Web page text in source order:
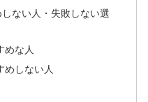
ない人・失敗しない選
めな人
めしない人